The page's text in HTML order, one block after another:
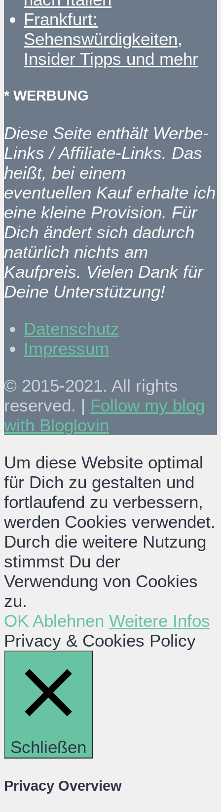
Frankfurt:
Sehenswürdigkeiten,
Insider Tipps und mehr
* WERBUNG
Diese Seite enthält Werbe-
Links / Affiliate-Links. Das
heißt, bei einem
eventuellen Kauf erhalte ich
eine kleine Provision. Für
Dich ändert sich dadurch
natürlich nichts am
Kaufpreis. Vielen Dank für
Deine Unterstützung!
Datenschutz
Impressum
© 2015-2021. All rights
reserved. | Follow my blog
with Bloglovin
Um diese Website optimal
für Dich zu gestalten und
fortlaufend zu verbessern,
werden Cookies verwendet.
Durch die weitere Nutzung
stimmst Du der
Verwendung von Cookies
zu.
OK Ablehnen Weitere Infos
Privacy & Cookies Policy
Schließen
Privacy Overview